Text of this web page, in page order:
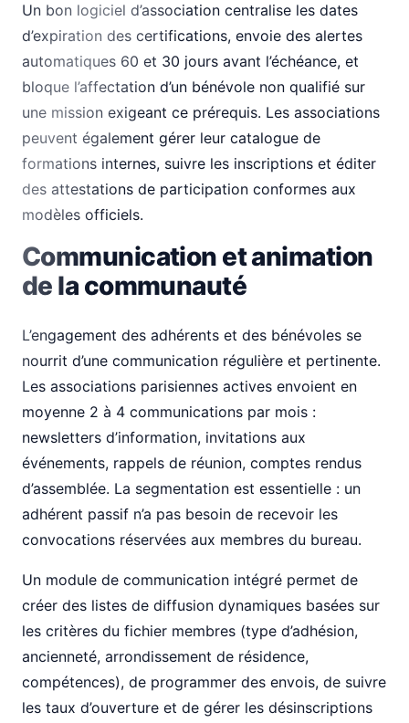
Un bon logiciel d’association centralise les dates
d’expiration des certifications, envoie des alertes
automatiques 60 et 30 jours avant l’échéance, et
bloque l’affectation d’un bénévole non qualifié sur
une mission exigeant ce prérequis. Les associations
peuvent également gérer leur catalogue de
formations internes, suivre les inscriptions et éditer
des attestations de participation conformes aux
modèles officiels.
Communication et animation
de la communauté
L’engagement des adhérents et des bénévoles se
nourrit d’une communication régulière et pertinente.
Les associations parisiennes actives envoient en
moyenne 2 à 4 communications par mois :
newsletters d’information, invitations aux
événements, rappels de réunion, comptes rendus
d’assemblée. La segmentation est essentielle : un
adhérent passif n’a pas besoin de recevoir les
convocations réservées aux membres du bureau.
Un module de communication intégré permet de
créer des listes de diffusion dynamiques basées sur
les critères du fichier membres (type d’adhésion,
ancienneté, arrondissement de résidence,
compétences), de programmer des envois, de suivre
les taux d’ouverture et de gérer les désinscriptions